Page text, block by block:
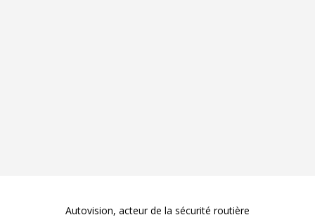
Autovision, acteur de la sécurité routière